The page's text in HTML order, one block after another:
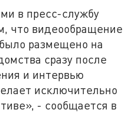
в пресс-службу
что видеообращение
размещено на
сразу после
и интервью
исключительно
- сообщается в